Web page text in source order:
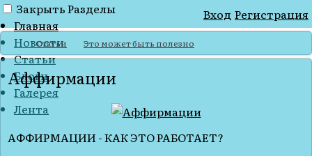
ЗакрытьРазделы
Главная
Новости
Статьи
Блоги
Галерея
Лента
Вход Регистрация
Статьи Это может быть полезно
Аффирмации
АФФИРМАЦИИ - КАК ЭТО РАБОТАЕТ?